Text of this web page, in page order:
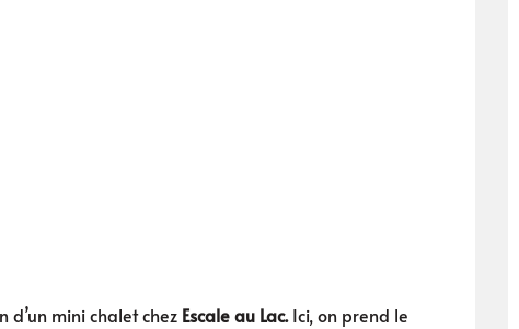
d’un mini chalet chez Escale au Lac.Ici, on prend le